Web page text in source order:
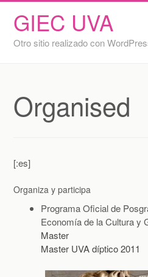
GIEC UVA
Otro sitio realizado con
content
Inicio
Ana Bedate Centeno
Iván Boal San Miguel
José Ángel Sanz Lara
Liliana Andrea Báez Montenegro
Luis César Herrero Prieto
Mafalda Gómez Vega
Organised
[:es]
Organiza y participa
Programa Oficial de
Economía de la Cultura y
Master
Master UVA díptico 2011